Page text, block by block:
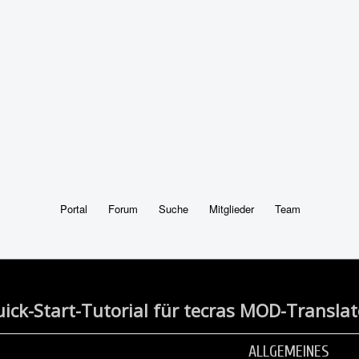
Portal Forum Suche Mitglieder Team
Start-Tutorial für tecras MOD-
ALLGEMEINES